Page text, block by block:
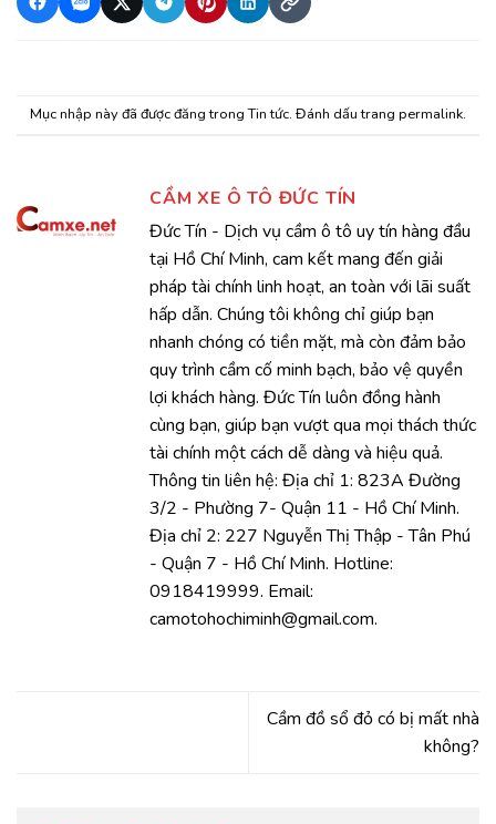
Mục nhập này đã được đăng trongTin tức. Đánh dấu trang permalink.
CẦM XE Ô TÔ ĐỨC TÍN
Đức Tín - Dịch vụ cầm ô tô uy tín hàng đầu
tại Hồ Chí Minh, cam kết mang đến giải
pháp tài chính linh hoạt, an toàn với lãi suất
hấp dẫn. Chúng tôi không chỉ giúp bạn
nhanh chóng có tiền mặt, mà còn đảm bảo
quy trình cầm cố minh bạch, bảo vệ quyền
lợi khách hàng. Đức Tín luôn đồng hành
cùng bạn, giúp bạn vượt qua mọi thách thức
tài chính một cách dễ dàng và hiệu quả.
Thông tin liên hệ: Địa chỉ 1: 823A Đường
3/2 - Phường 7- Quận 11 - Hồ Chí Minh.
Địa chỉ 2: 227 Nguyễn Thị Thập - Tân Phú
- Quận 7 - Hồ Chí Minh. Hotline:
0918419999. Email:
camotohochiminh@gmail.com.
Cầm đồ sổ đỏ có bị mất nhà
không?